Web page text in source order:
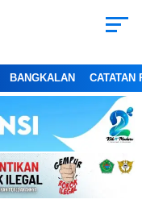
BANGKALAN CATATAN